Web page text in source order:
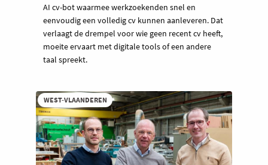
AI cv-bot waarmee werkzoekenden snel en
eenvoudig een volledig cv kunnen aanleveren. Dat
verlaagt de drempel voor wie geen recent cv heeft,
moeite ervaart met digitale tools of een andere
taal spreekt.
WEST-VLAANDEREN